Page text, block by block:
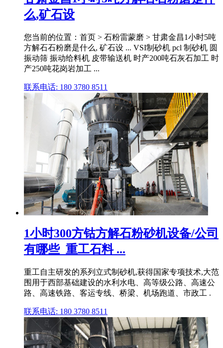
么,矿石设
您当前的位置：首页 > 石粉雷蒙磨 > 甘肃金昌1小时5吨
方解石石粉磨是什么, 矿石设 ... VSI制砂机 pcl 制砂机 圆
振动筛 振动给料机 皮带输送机 时产200吨石灰石加工 时
产250吨花岗岩加工 ...
联系电话: 180 3780 8511
1小时300方钴方解石粉砂机设备/公司
有哪些_重工石料 ...
重工自主研发的系列立式制砂机,获得国家专项技术,大范
围用于西部基础建设的水利水电、高等级公路、高速公
路、高速铁路、客运专线、桥梁、机场跑道、市政工 .
联系电话: 180 3780 8511